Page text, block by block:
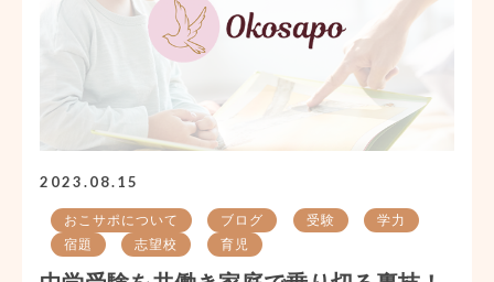
2023.08.15
おこサポについて ブログ 受験
学力
宿題
志望校 育児